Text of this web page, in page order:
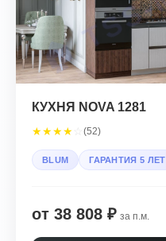
КУХНЯ NOVA 1281
★★★★ (52)
BLUM ГАРАНТИЯ 5 ЛЕТ
от 38 808 ₽ за п.м.